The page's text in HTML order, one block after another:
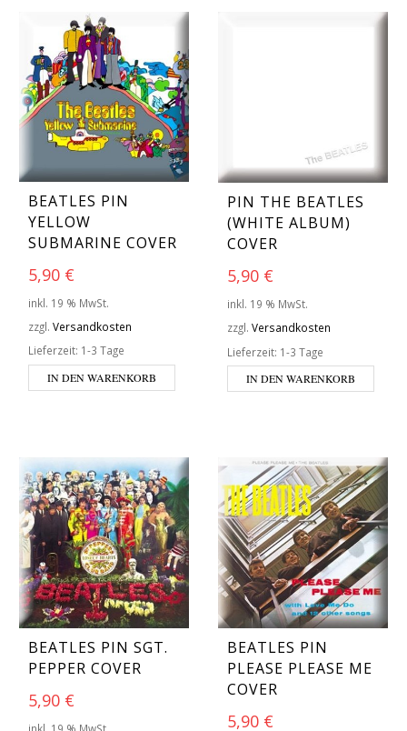
BEATLES PIN
YELLOW
SUBMARINE COVER
5,90 €
inkl. 19 % MwSt.
zzgl. Versandkosten
Lieferzeit: 1-3 Tage
IN DEN WARENKORB
PIN THE BEATLES
(WHITE ALBUM)
COVER
5,90 €
inkl. 19 % MwSt.
zzgl. Versandkosten
Lieferzeit: 1-3 Tage
IN DEN WARENKORB
BEATLES PIN SGT.
PEPPER COVER
5,90 €
BEATLES PIN
PLEASE PLEASE ME
COVER
5,90 €